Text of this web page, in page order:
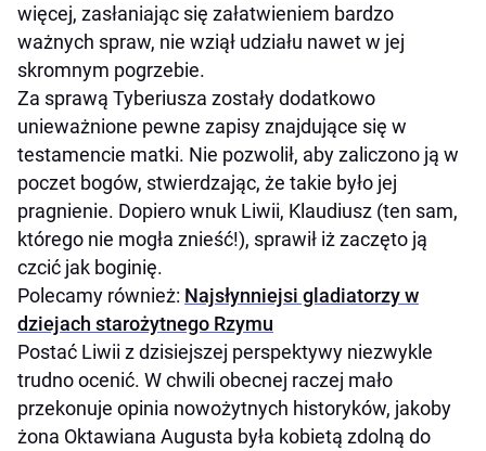
więcej, zasłaniając się załatwieniem bardzo
ważnych spraw, nie wziął udziału nawet w jej
skromnym pogrzebie.
Za sprawą Tyberiusza zostały dodatkowo
unieważnione pewne zapisy znajdujące się w
testamencie matki. Nie pozwolił, aby zaliczono ją w
poczet bogów, stwierdzając, że takie było jej
pragnienie. Dopiero wnuk Liwii, Klaudiusz (ten sam,
którego nie mogła znieść!), sprawił iż zaczęto ją
czcić jak boginię.
Polecamy również: Najsłynniejsi gladiatorzy w
dziejach starożytnego Rzymu
Postać Liwii z dzisiejszej perspektywy niezwykle
trudno ocenić. W chwili obecnej raczej mało
przekonuje opinia nowożytnych historyków, jakoby
żona Oktawiana Augusta była kobietą zdolną do